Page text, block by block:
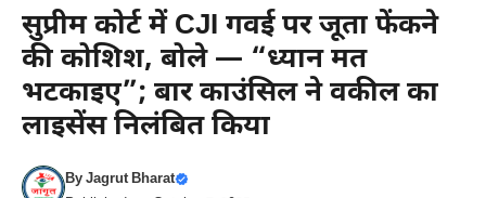
सुप्रीम कोर्ट में CJI गवई पर जूता फेंकने
की कोशिश, बोले — “ध्यान मत
भटकाइए”; बार काउंसिल ने वकील का
लाइसेंस निलंबित किया
ByJagrut Bharat